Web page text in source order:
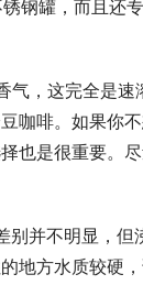
钢罐，而且还
气，这完全是
咖啡。如果你
也是很重要。
并不明显，但
地方水质较硬